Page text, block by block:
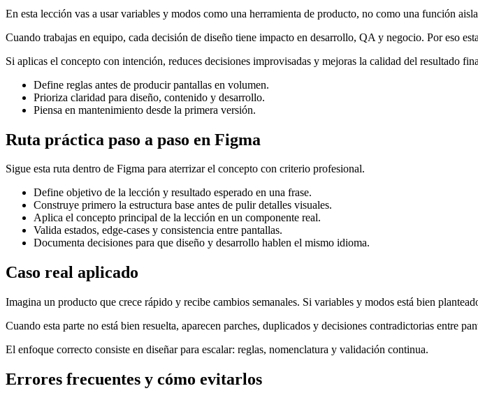
En esta lección vas a usar variables y modos como una herramienta de producto, no como una función
Cuando trabajas en equipo, cada decisión de diseño tiene impacto en desarrollo, QA y negocio. Por eso
Si aplicas el concepto con intención, reduces decisiones improvisadas y mejoras la calidad del resultado
Define reglas antes de producir pantallas en volumen.
Prioriza claridad para diseño, contenido y desarrollo.
Piensa en mantenimiento desde la primera versión.
Ruta práctica paso a paso en Figma
Sigue esta ruta dentro de Figma para aterrizar el concepto con criterio profesional.
Define objetivo de la lección y resultado esperado en una frase.
Construye primero la estructura base antes de pulir detalles visuales.
Aplica el concepto principal de la lección en un componente real.
Valida estados, edge-cases y consistencia entre pantallas.
Documenta decisiones para que diseño y desarrollo hablen el mismo idioma.
Caso real aplicado
Imagina un producto que crece rápido y recibe cambios semanales. Si variables y modos está bien
Cuando esta parte no está bien resuelta, aparecen parches, duplicados y decisiones contradictorias entre
El enfoque correcto consiste en diseñar para escalar: reglas, nomenclatura y validación continua.
Errores frecuentes y cómo evitarlos